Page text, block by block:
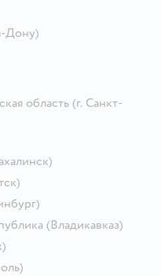
Дону)
область (г. Санкт-
(Владикавказ)